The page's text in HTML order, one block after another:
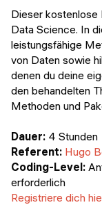
Dieser kostenlose
Data Science. In
leistungsfähige
von Daten sowie
denen du deine
den behandelten
Methoden und
Dauer: 4 Stunden
Referent: Hugo
Coding-Level:
erforderlich
Registriere dich